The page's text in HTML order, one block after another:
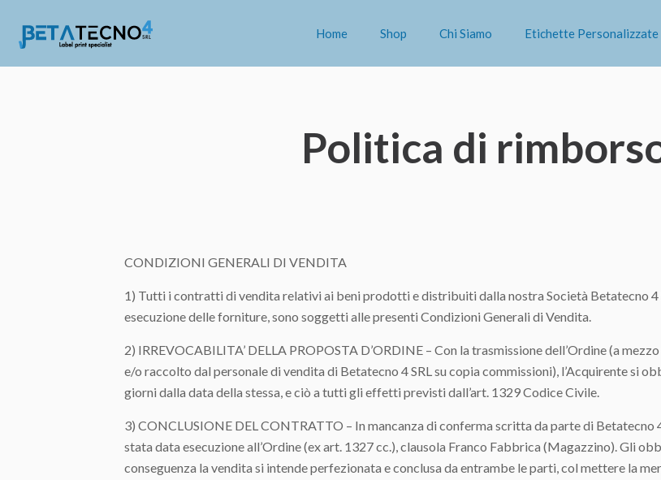
Home Shop Chi Siamo Etichette Personalizzate
Politica di
CONDIZIONI GENERALI DI VENDITA
1) Tutti i contratti di vendita relativi ai beni prodotti e distribuiti dalla nostra Società Betatecno 4
esecuzione delle forniture, sono soggetti alle presenti Condizioni Generali di Vendita.
2) IRREVOCABILITA’ DELLA PROPOSTA D’ORDINE – Con la trasmissione dell’Ordine (a
e/o raccolto dal personale di vendita di Betatecno 4 SRL su copia commissioni), l’Acquirente si
giorni dalla data della stessa, e ciò a tutti gli effetti previsti dall’art. 1329 Codice Civile.
3) CONCLUSIONE DEL CONTRATTO – In mancanza di conferma scritta da parte di Betatecno
stata data esecuzione all’Ordine (ex art. 1327 cc.), clausola Franco Fabbrica (Magazzino). Gli
conseguenza la vendita si intende perfezionata e conclusa da entrambe le parti, col mettere la